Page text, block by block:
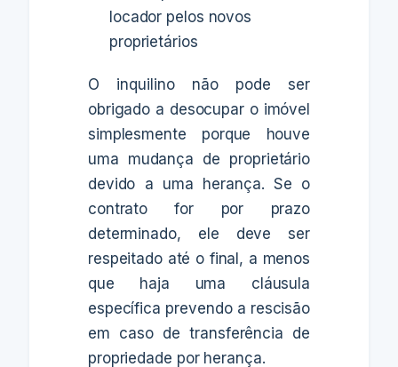
locador pelos novos
proprietários
O inquilino não pode ser
obrigado a desocupar o imóvel
simplesmente porque houve
uma mudança de proprietário
devido a uma herança. Se o
contrato for por prazo
determinado, ele deve ser
respeitado até o final, a menos
que haja uma cláusula
específica prevendo a rescisão
em caso de transferência de
propriedade por herança.